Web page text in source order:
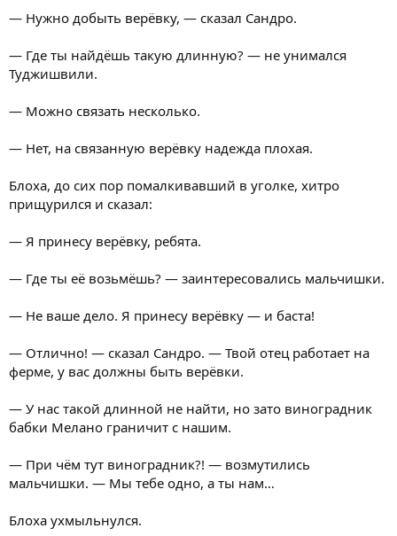
— Нужно добыть верёвку, — сказал Сандро.
— Где ты найдёшь такую длинную? — не унимался
Туджишвили.
— Можно связать несколько.
— Нет, на связанную верёвку надежда плохая.
Блоха, до сих пор помалкивавший в уголке, хитро
прищурился и сказал:
— Я принесу верёвку, ребята.
— Где ты её возьмёшь? — заинтересовались мальчишки.
— Не ваше дело. Я принесу верёвку — и баста!
— Отлично! — сказал Сандро. — Твой отец работает на
ферме, у вас должны быть верёвки.
— У нас такой длинной не найти, но зато виноградник
бабки Мелано граничит с нашим.
— При чём тут виноградник?! — возмутились
мальчишки. — Мы тебе одно, а ты нам…
Блоха ухмыльнулся.